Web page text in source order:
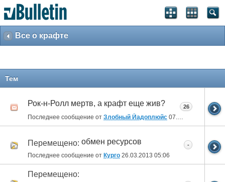
Все о крафте
Тем
Рок-н-Ролл мертв, а крафт еще жив?
Последнее сообщение от Злобный Йадоплюйс 07.11.2013 06:52
26
Перемещено: обмен ресурсов
Последнее сообщение от Курго 26.03.2013 05:06
-
Перемещено: